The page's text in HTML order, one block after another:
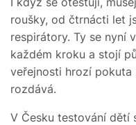
roušky, od čtrnácti let
respirátory. Ty se nyní
každém kroku a stojí
veřejnosti hrozí
rozdává.
V Česku testování dětí